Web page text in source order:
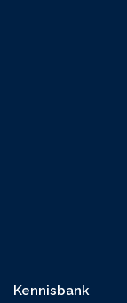
Kennisbank